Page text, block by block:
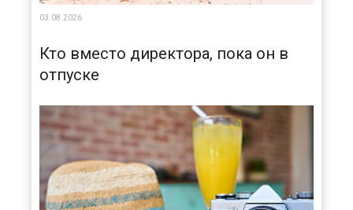
03.08.2026
Кто вместо директора, пока он в
отпуске